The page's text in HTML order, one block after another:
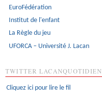
EuroFédération
Institut de l'enfant
La Règle du jeu
UFORCA – Université J. Lacan
TWITTER LACANQUOTIDIEN
Cliquez ici pour lire le fil